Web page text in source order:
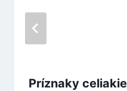
Príznaky